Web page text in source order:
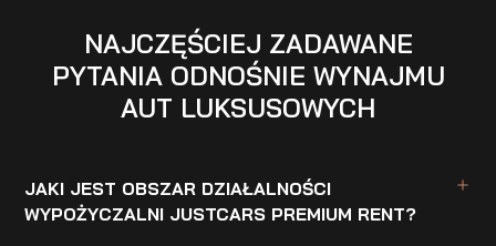
NAJCZĘŚCIEJ ZADAWANE
PYTANIA ODNOŚNIE WYNAJMU
AUT LUKSUSOWYCH
JAKI JEST OBSZAR DZIAŁALNOŚCI
WYPOŻYCZALNI JUSTCARS PREMIUM RENT?